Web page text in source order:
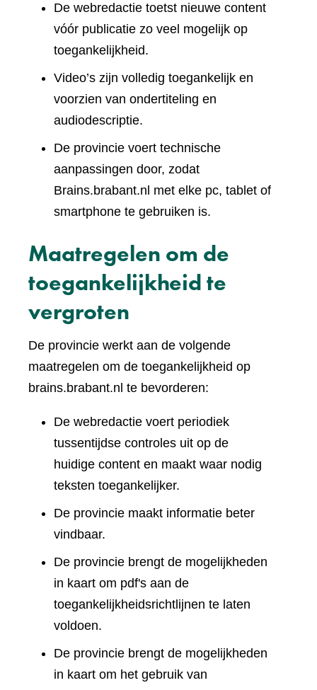
De webredactie toetst nieuwe content
vóór publicatie zo veel mogelijk op
toegankelijkheid.
Video’s zijn volledig toegankelijk en
voorzien van ondertiteling en
audiodescriptie.
De provincie voert technische
aanpassingen door, zodat
Brains.brabant.nl met elke pc, tablet of
smartphone te gebruiken is.
Maatregelen om de
toegankelijkheid te
vergroten
De provincie werkt aan de volgende
maatregelen om de toegankelijkheid op
brains.brabant.nl te bevorderen:
De webredactie voert periodiek
tussentijdse controles uit op de
huidige content en maakt waar nodig
teksten toegankelijker.
De provincie maakt informatie beter
vindbaar.
De provincie brengt de mogelijkheden
in kaart om pdf's aan de
toegankelijkheidsrichtlijnen te laten
voldoen.
De provincie brengt de mogelijkheden
in kaart om het gebruik van